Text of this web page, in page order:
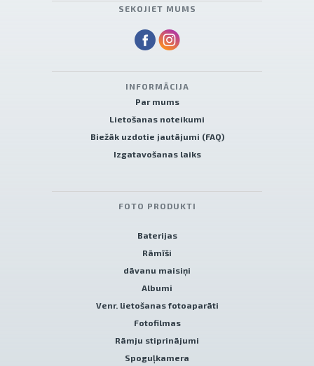
SEKOJIET MUMS
INFORMĀCIJA
Par mums
Lietošanas noteikumi
Biežāk uzdotie jautājumi (FAQ)
Izgatavošanas laiks
FOTO PRODUKTI
Baterijas
Rāmīši
dāvanu maisiņi
Albumi
Venr. lietošanas fotoaparāti
Fotofilmas
Rāmju stiprinājumi
Spoguļkamera